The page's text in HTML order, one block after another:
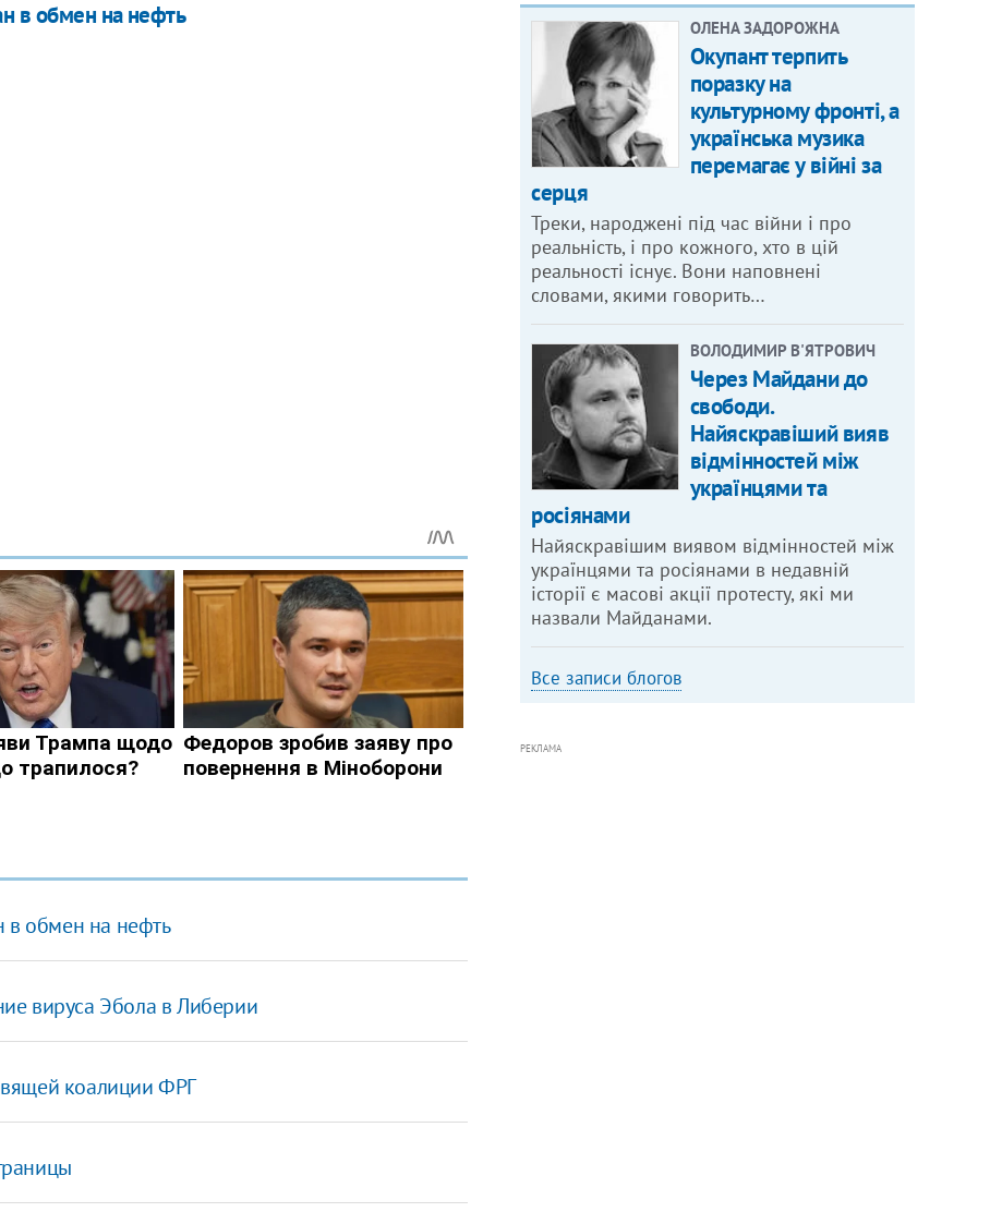
в обмен на нефть
в обмен на нефть
вируса Эбола в Либерии
коалиции ФРГ
ОЛЕНА ЗАДОРОЖНА
Окупант терпить
поразку на
культурному фронті, а
українська музика
перемагає у війні за
серця
Треки, народжені під час війни і про
реальність, і про кожного, хто в цій
реальності існує. Вони наповнені
словами, якими говорить…
ВОЛОДИМИР В'ЯТРОВИЧ
Через Майдани до
свободи.
Найяскравіший вияв
відмінностей між
українцями та
росіянами
Найяскравішим виявом відмінностей між
українцями та росіянами в недавній
історії є масові акції протесту, які ми
назвали Майданами.
Все записи блогов
РЕКЛАМА